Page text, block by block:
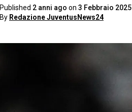
Published 2 anni ago on 3 Febbraio 2025
By Redazione JuventusNews24